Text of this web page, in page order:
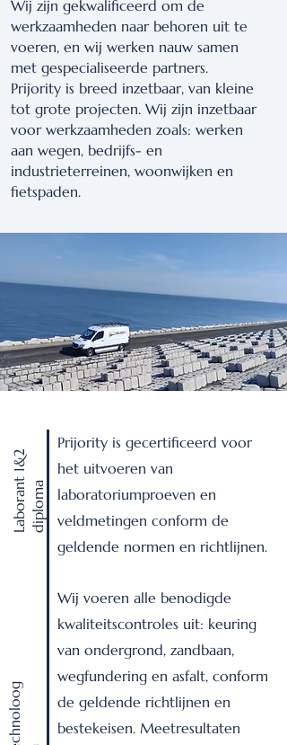
Wij zijn gekwalificeerd om de
werkzaamheden naar behoren uit te
voeren, en wij werken nauw samen
met gespecialiseerde partners.
Prijority is breed inzetbaar, van kleine
tot grote projecten. Wij zijn inzetbaar
voor werkzaamheden zoals: werken
aan wegen, bedrijfs- en
industrieterreinen, woonwijken en
fietspaden.
L
a
b
o
r
an
t
1
&
2
d
i
p
l
o
ma
Prijority is gecertificeerd voor
het uitvoeren van
laboratoriumproeven en
veldmetingen conform de
geldende normen en richtlijnen.
Wij voeren alle benodigde
kwaliteitscontroles uit: keuring
van ondergrond, zandbaan,
wegfundering en asfalt, conform
de geldende richtlijnen en
bestekeisen. Meetresultaten